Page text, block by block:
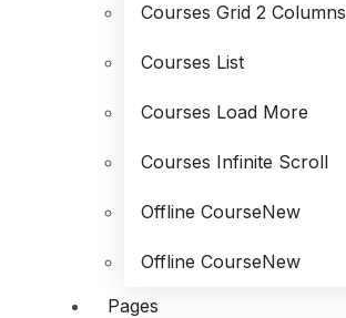
Courses Grid 2 Columns
Courses List
Courses Load More
Courses Infinite Scroll
Offline CourseNew
Offline CourseNew
Pages